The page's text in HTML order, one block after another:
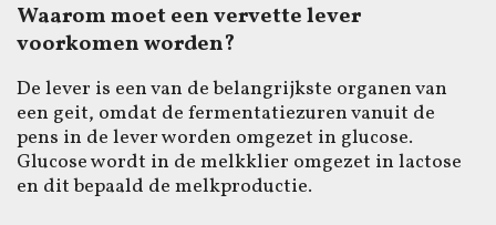
Waarom moet een vervette lever
voorkomen worden?
De lever is een van de belangrijkste organen van
een geit, omdat de fermentatiezuren vanuit de
pens in de lever worden omgezet in glucose.
Glucose wordt in de melkklier omgezet in lactose
en dit bepaald de melkproductie.